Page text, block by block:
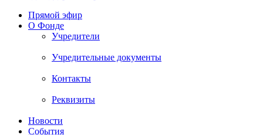
Прямой эфир
О Фонде
Учредители
Учредительные документы
Контакты
Реквизиты
Новости
События